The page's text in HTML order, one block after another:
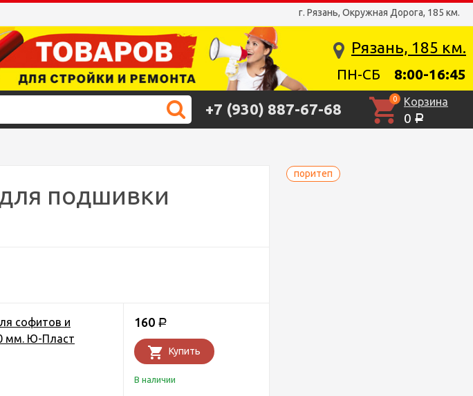
г. Рязань, Окружная Дорога, 185 км.
Рязань, 185 км.
ПН-СБ 8:00-16:45
+7 (930) 887-67-68
0 Корзина
0 Р
поритеп
подшивки
софитов и
мм. Ю-Пласт
160 Р
Купить
В наличии